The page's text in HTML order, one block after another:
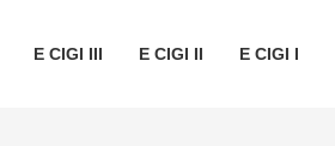
E CIGI III E CIGI II E CIGI I